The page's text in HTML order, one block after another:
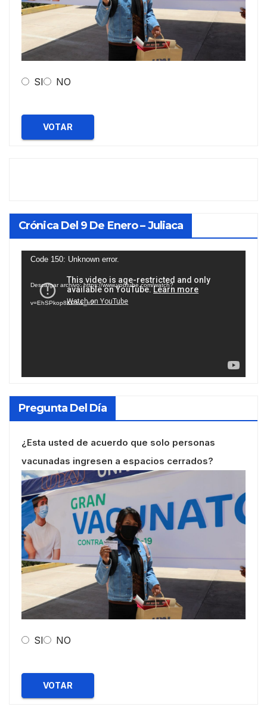
SI NO
VOTAR
Crónica Del 9 De Enero – Juliaca
Reproductor
vídeo
Code 150: Unknown error.
Descargar archivo: https://www.youtube.com/watch?
v=EhSPkop8KPY&_=2
Pregunta Del Día
¿Esta usted de acuerdo que solo personas
vacunadas ingresen a espacios cerrados?
SI NO
VOTAR